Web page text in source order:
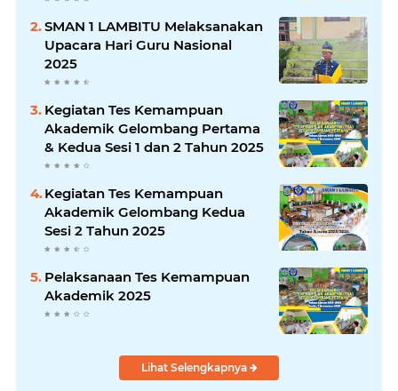
SMAN 1 LAMBITU Melaksanakan
Upacara Hari Guru Nasional
2025
Kegiatan Tes Kemampuan
Akademik Gelombang Pertama
& Kedua Sesi 1 dan 2 Tahun 2025
Kegiatan Tes Kemampuan
Akademik Gelombang Kedua
Sesi 2 Tahun 2025
Pelaksanaan Tes Kemampuan
Akademik 2025
Lihat Selengkapnya